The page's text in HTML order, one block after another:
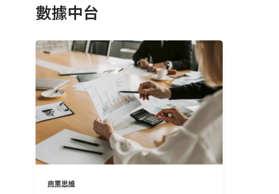
數據中台
商業思維
為
什
麼
已
有
自
建
數
中
還